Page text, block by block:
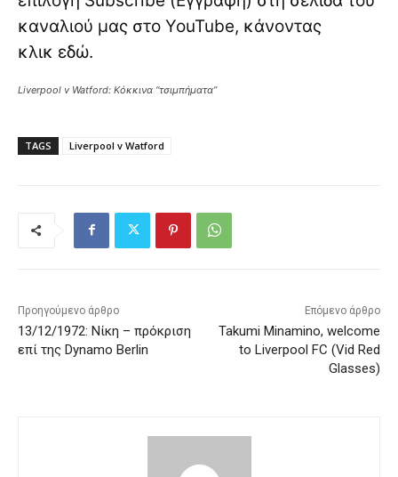
καναλιού μας στο YouTube, κάνοντας
κλικ εδώ.
Liverpool v Watford: Κόκκινα “τσιμπήματα”
TAGS Liverpool v Watford
Προηγούμενο άρθρο
13/12/1972: Νίκη – πρόκριση
επί της Dynamo Berlin
Επόμενο άρθρο
Takumi Minamino, welcome
to Liverpool FC (Vid Red
Glasses)